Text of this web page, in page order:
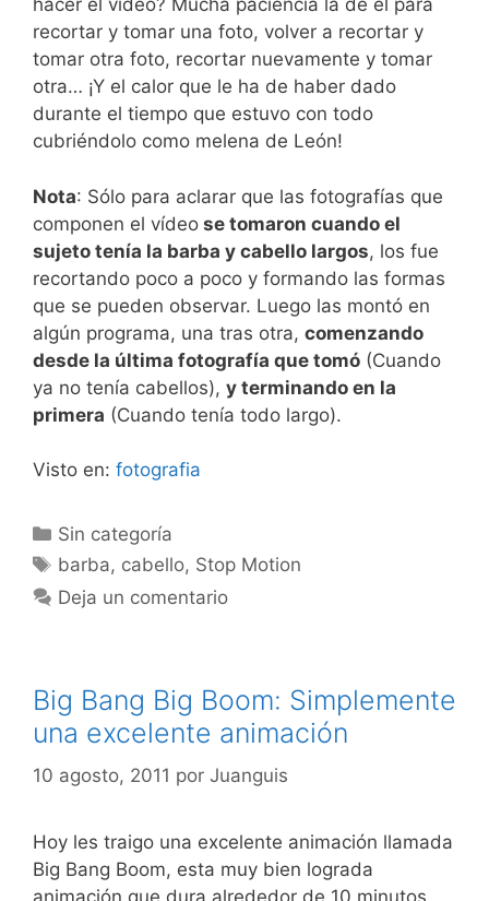
hacer el video? Mucha paciencia la de él para
recortar y tomar una foto, volver a recortar y
tomar otra foto, recortar nuevamente y tomar
otra… ¡Y el calor que le ha de haber dado
durante el tiempo que estuvo con todo
cubriéndolo como melena de León!
Nota: Sólo para aclarar que las fotografías que
componen el vídeo se tomaron cuando el
sujeto tenía la barba y cabello largos, los fue
recortando poco a poco y formando las formas
que se pueden observar. Luego las montó en
algún programa, una tras otra, comenzando
desde la última fotografía que tomó (Cuando
ya no tenía cabellos), y terminando en la
primera (Cuando tenía todo largo).
Visto en: fotografia
Categorías
Sin categoría
Etiquetas
barba, cabello, Stop Motion
Deja un comentario
Big Bang Big Boom: Simplemente
una excelente animación
10 agosto, 2011 por Juanguis
Hoy les traigo una excelente animación llamada
Big Bang Boom, esta muy bien lograda
animación que dura alrededor de 10 minutos,